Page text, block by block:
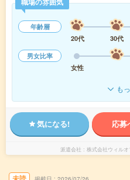
年齢層
20代
30代
男女比率
女性
も
気になる! 応募
派遣会社 株式会社ウィル